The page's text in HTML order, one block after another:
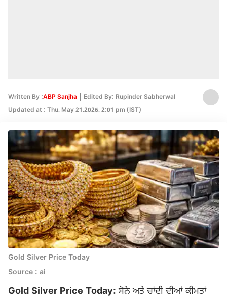
Written By :ABP Sanjha
Edited By: Rupinder Sabherwal
Updated at : Thu, May 21,2026, 2:01 pm (IST)
Gold Silver Price Today
Source : ai
Gold Silver Price Today: ਸੋਨੇ ਅਤੇ ਚਾਂਦੀ ਦੀਆਂ ਕੀਮਤਾਂ